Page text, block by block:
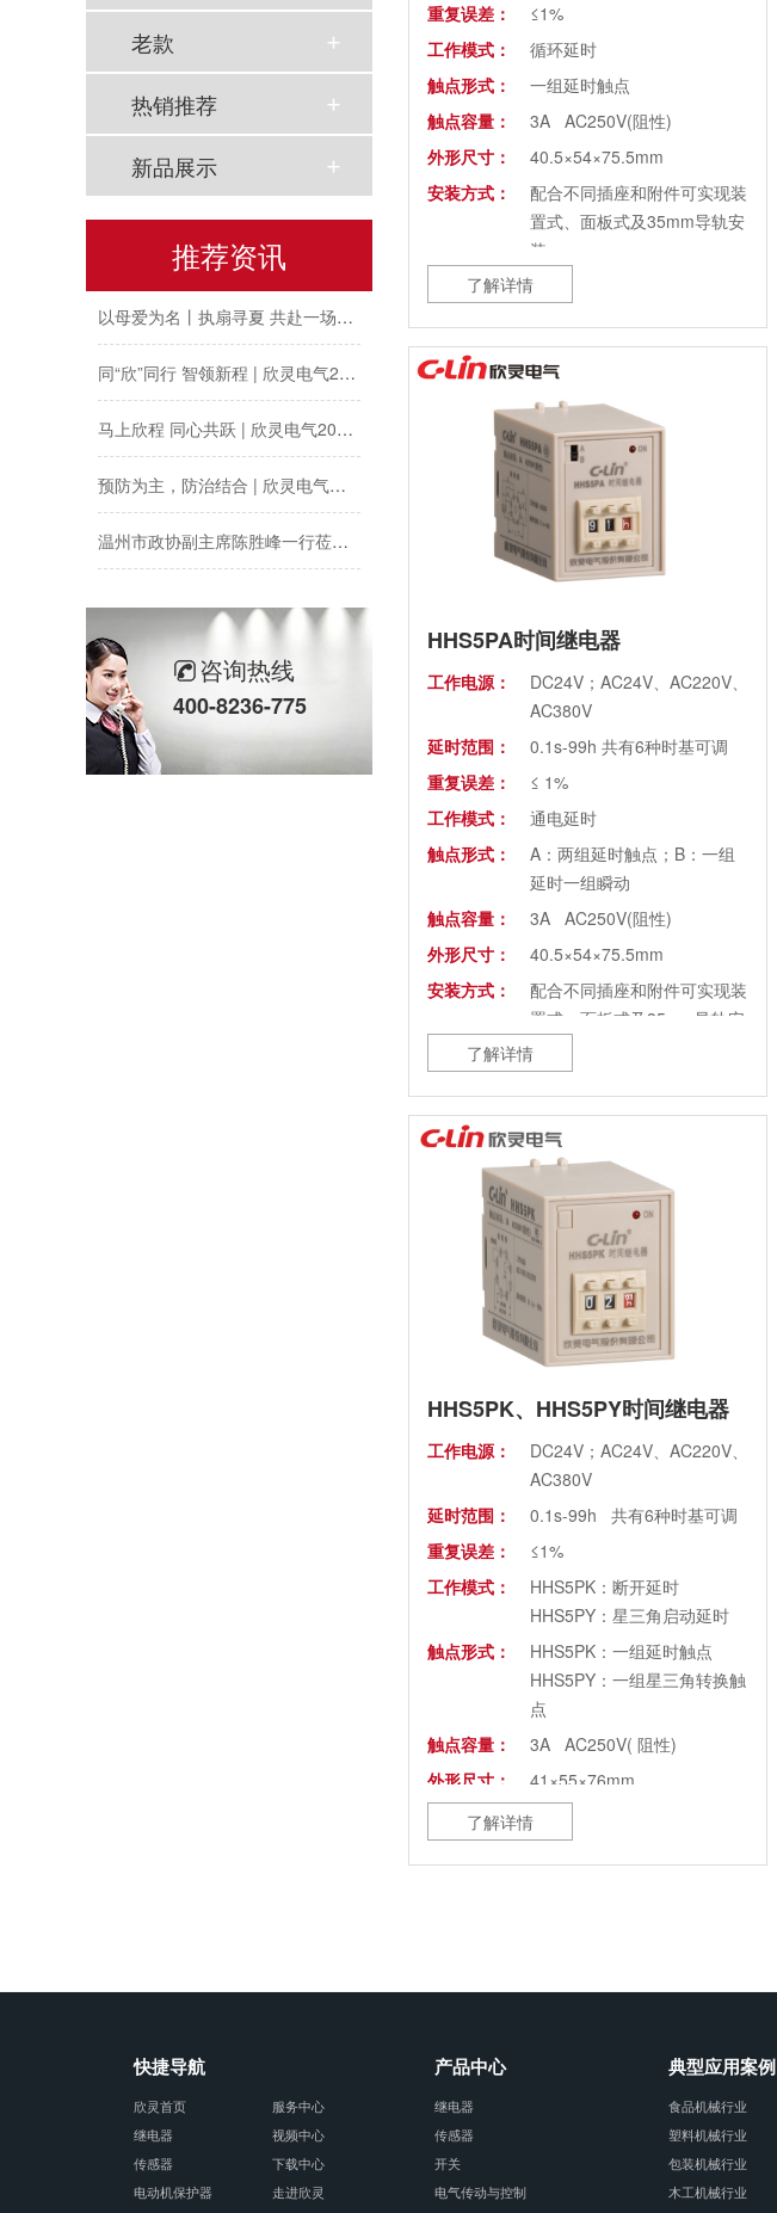
重复误差：
≤1%
工作模式：
循环延时
触点形式：
一组延时触点
触点容量：
3A AC250V(阻性)
外形尺寸：
40.5×54×75.5mm
安装方式：
配合不同插座和附件可实现装
置式、面板式及35mm导轨安
装
替代产品：
ST3PR
了解详情
HHS5PA时间继电器
工作电源：
DC24V；AC24V、AC220V、
AC380V
延时范围：
0.1s-99h 共有6种时基可调
重复误差：
≤ 1%
工作模式：
通电延时
触点形式：
A：两组延时触点；B：一组
延时一组瞬动
触点容量：
3A AC250V(阻性)
外形尺寸：
40.5×54×75.5mm
安装方式：
配合不同插座和附件可实现装
置式、面板式及35mm导轨安
装
了解详情
HHS5PK、HHS5PY时间继电器
工作电源：
DC24V；AC24V、AC220V、
AC380V
延时范围：
0.1s-99h 共有6种时基可调
重复误差：
≤1%
工作模式：
HHS5PK：断开延时
HHS5PY：星三角启动延时
触点形式：
HHS5PK：一组延时触点
HHS5PY：一组星三角转换触
点
触点容量：
3A AC250V( 阻性)
外形尺寸：
41×55×76mm
安装方式：
配合不同插座和附件可实现装
置式、面板式及35mm导轨安
装
了解详情
老款
热销推荐
新品展示
推荐资讯
农工党浙江省委会主委葛明华一行莅临欣灵电气考察调研
工会夏日送清凉丨致敬高温下的每一份坚守
欣灵党建之行 寻访红色“旗”迹
欣灵“粽”头戏丨乐享『端午游园会』
以母爱为名丨执扇寻夏 共赴一场美好花事
咨询热线
400-8236-775
快捷导航
欣灵首页
服务中心
继电器
视频中心
传感器
下载中心
电动机保护器
走进欣灵
产品中心
继电器
传感器
开关
电气传动与控制
典型应用案例
食品机械行业
塑料机械行业
包装机械行业
木工机械行业